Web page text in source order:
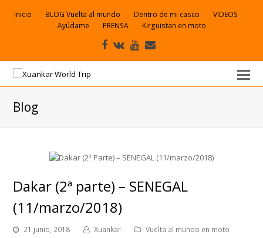
Inicio BLOG Vuelta al mundo Dentro de mi casco
VIDEOS
Ayúdame
PRENSA Kirguistan en moto
Facebook
VK Youtube
electrónico
Blog
Dakar (2ª parte) – SENEGAL
(11/marzo/2018)
21 junio, 2018 Xuankar Vuelta al mundo en moto